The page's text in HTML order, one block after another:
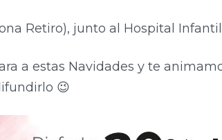
Retiro), junto al Hospital
a estas Navidades y te
😉